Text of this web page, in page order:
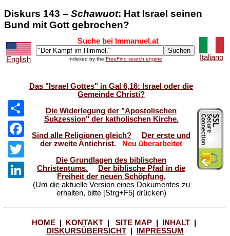
Diskurs 143 – Schawuot: Hat Israel seinen
Bund mit Gott gebrochen?
English
Suche bei Immanuel.at
Indexed by the FreeFind search engine Italiano
Share
Facebook
Twitter
LinkedIn
Das "Israel Gottes" in Gal 6,16: Israel oder die
Gemeinde Christi?
Die Widerlegung der "Apostolischen
Sukzession" der katholischen Kirche.
Sind alle Religionen gleich?
Der erste und
der zweite Antichrist.
Neu überarbeitet
Die Grundlagen des biblischen
Christentums.
Der biblische Pfad in die
Freiheit der neuen Schöpfung.
(Um die aktuelle Version eines Dokumentes zu
erhalten, bitte [Strg+F5] drücken)
HOME KONTAKT SITE MAP INHALT
DISKURSÜBERSICHT
IMPRESSUM